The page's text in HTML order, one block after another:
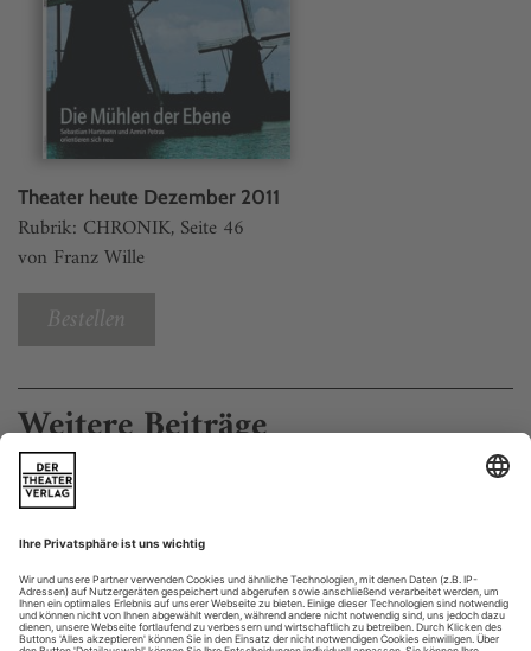
Theater heute Dezember 2011
Rubrik: CHRONIK, Seite 46
von Franz Wille
Bestellen
Weitere Beiträge
Ibsen «Die Wildente»
wieder ab 16.03: Ibsen «Die Wildente» in Frankfurt/Main, Regie:
Karin Henkel
Das stärkste Bild hat Karin Henkel an den Anfang gesetzt:
Nebel, der alles überdeckt. Nur schemenhaft erkennt man
darin Menschen und Raumumrisse. Unschärfe als Gebot der